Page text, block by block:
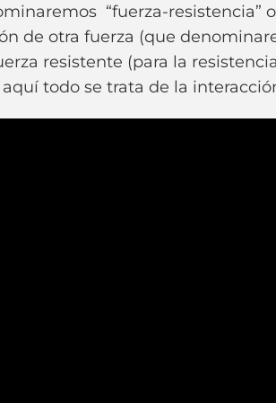
“fuerza-resistencia”
de otra fuerza (que
resistente (para la
todo se trata de la